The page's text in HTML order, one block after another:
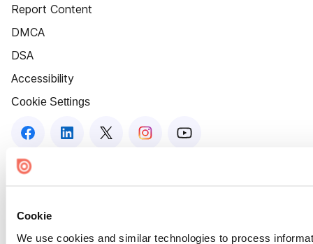
Cookie
We use cookies and similar technologies to process
Report Content
DMCA
DSA
Accessibility
Cookie Settings